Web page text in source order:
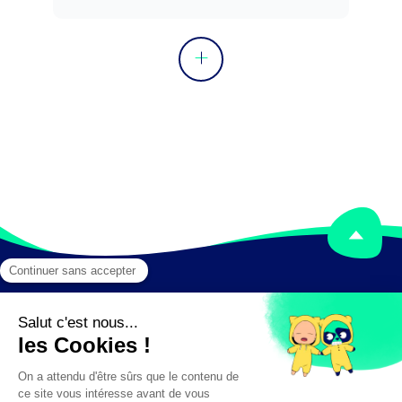
Peut superviser le fonctionnement des
équipements (réglages, diagnostic de
dysfonctionnement, maintenance, ...).
Mentions légales